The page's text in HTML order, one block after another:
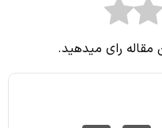
مقاله رای میدهید.